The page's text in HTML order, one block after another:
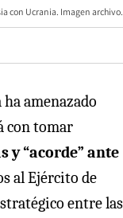
con Ucrania. Imagen archivo.
amenazado
con tomar
y “acorde” ante
al Ejército de
entre las